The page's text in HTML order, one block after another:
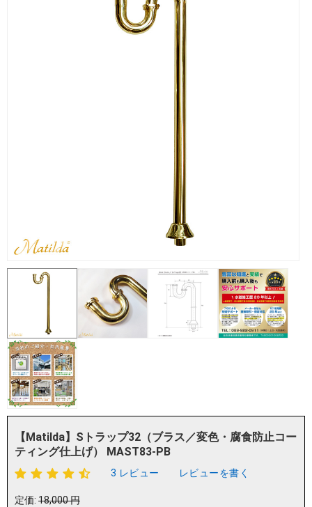
【Matilda】Sトラップ32（ブラス／変色・腐食防止コー
ティング仕上げ） MAST83-PB
3 レビュー レビューを書く
定価: 18,000円